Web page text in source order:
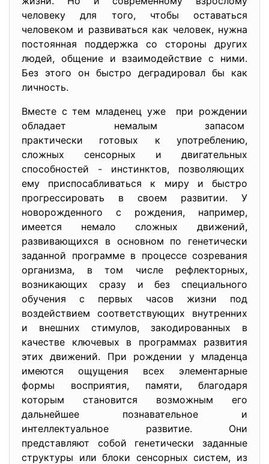
человеку для того, чтобы оставаться
человеком и развиваться как человек, нужна
постоянная поддержка со стороны других
людей, общение и взаимодействие с ними.
Без этого он быстро деградировал бы как
личность.
Вместе с тем младенец уже при рождении
обладает немалым запасом
практически готовых к употреблению,
сложных сенсорных и двигательных
способностей - инстинктов, позволяющих
ему приспосабливаться к миру и быстро
прогрессировать в своем развитии. У
новорожденного с рождения, например,
имеется немало сложных движений,
развивающихся в основном по генетически
заданной программе в процессе созревания
организма, в том числе рефлекторных,
возникающих сразу и без специального
обучения с первых часов жизни под
воздействием соответствующих внутренних
и внешних стимулов, закодированных в
качестве ключевых в программах развития
этих движений. При рождении у младенца
имеются ощущения всех элементарные
формы восприятия, памяти, благодаря
которым становится возможным его
дальнейшее познавательное и
интеллектуальное развитие. Они
представляют собой генетически заданные
структуры или блоки сенсорных систем, из